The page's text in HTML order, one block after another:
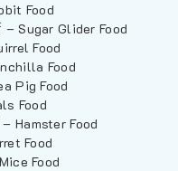
Food
– Sugar Glider Food
Food
Food
Pig Food
Food
Hamster Food
Food
Food